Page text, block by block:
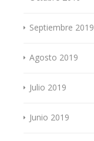
Septiembre 2019
Agosto 2019
Julio 2019
Junio 2019